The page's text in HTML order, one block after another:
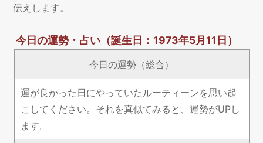
伝えします。
今日の運勢・占い（誕生日：1973年5月11日）
今日の運勢（総合）
運が良かった日にやっていたルーティーンを思い起
こしてください。それを真似てみると、運勢がUPし
ます。